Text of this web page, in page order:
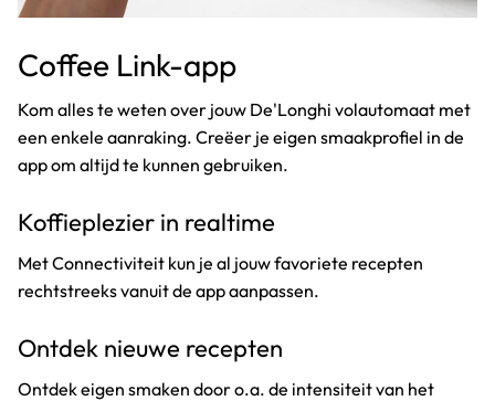
Coffee Link-app
Kom alles te weten over jouw De'Longhi volautomaat met
een enkele aanraking. Creëer je eigen smaakprofiel in de
app om altijd te kunnen gebruiken.
Koffieplezier in realtime
Met Connectiviteit kun je al jouw favoriete recepten
rechtstreeks vanuit de app aanpassen.
Ontdek nieuwe recepten
Ontdek eigen smaken door o.a. de intensiteit van het